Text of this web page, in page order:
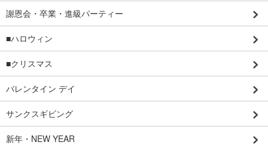
謝恩会・卒業・進級パーティー
■ハロウィン
■クリスマス
バレンタイン デイ
サンクスギビング
新年・NEW YEAR